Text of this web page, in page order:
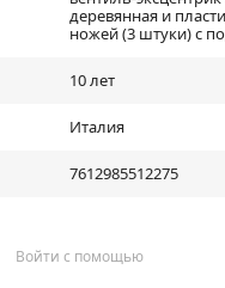
деревянная и
ножей (3 штуки) с
10 лет
Италия
7612985512275
Войти с помощью